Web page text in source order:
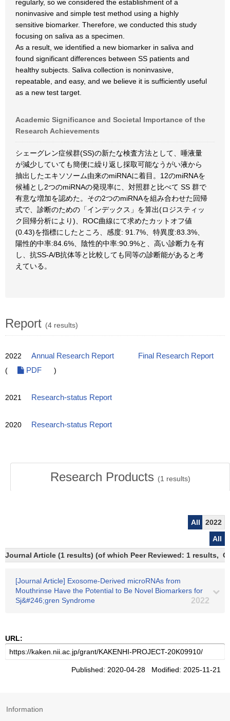
regularly, so we considered the establishment of a
noninvasive and simple test method using a highly
sensitive biomarker. Therefore, we conducted this study
focusing on saliva as a specimen.
As a result, we identified a new biomarker in saliva and
found significant differences between SS patients and
healthy subjects. Saliva collection is noninvasive,
repeatable, and easy, and we believe it is sufficiently useful
as a new test target.
Academic Significance and Societal Importance of the
Research Achievements
シェーグレン症候群(SS)の新たな検査方法として、唾液量
が減少していても簡便に繰り返し採取可能なうがい液から
抽出したエキソソーム由来のmiRNAに着目。12のmiRNAを
候補とし2つのmiRNAの発現率に、対照群と比べて SS 群で
有意な増加を認めた。その2つのmiRNAを組み合わせた回帰
式で、診断のための「インデックス」を算出(ロジスティッ
ク回帰分析により)、ROC曲線にて求めたカットオフ値
(0.43)を指標にしたところ、感度: 91.7%、特異度:83.3%、
陽性的中率:84.6%、陰性的中率:90.9%と、高い診断力を有
し、抗SS-A/B抗体等と比較しても同等の診断能があると考
えている。
Report (4 results)
2022 Annual Research Report
Final Research Report
(
PDF )
2021 Research-status Report
2020 Research-status Report
Research Products (1 results)
All
2022
All
Journal Article (1 results) (of which Peer Reviewed: 1 results,
[Journal Article] Exosome-Derived microRNAs from
Mouthrinse Have the Potential to Be Novel Biomarkers for
Sj&#246;gren Syndrome
2022
URL:
Published: 2020-04-28 Modified: 2025-11-21
Information